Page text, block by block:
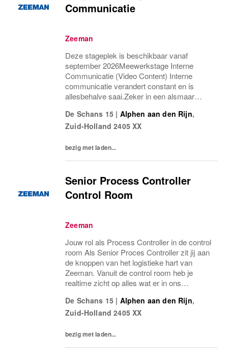
Communicatie
Zeeman
Deze stageplek is beschikbaar vanaf
september 2026Meewerkstage Interne
Communicatie (Video Content) Interne
communicatie verandert constant en is
allesbehalve saai.Zeker in een alsmaar
tijdige communicatie een belangrijke
voorwaarde is om medewerkers goed te...
De Schans 15 | Alphen aan den Rijn,
Zuid-Holland 2405 XX
bezig met laden...
Senior Process Controller
Control Room
Zeeman
Jouw rol als Process Controller in de control
room Als Senior Proces Controller zit jij aan
de knoppen van het logistieke hart van
Zeeman. Vanuit de control room heb je
realtime zicht op alles wat er in ons
flow, capaciteit en performance. Wat deze
rol...
De Schans 15 | Alphen aan den Rijn,
Zuid-Holland 2405 XX
bezig met laden...